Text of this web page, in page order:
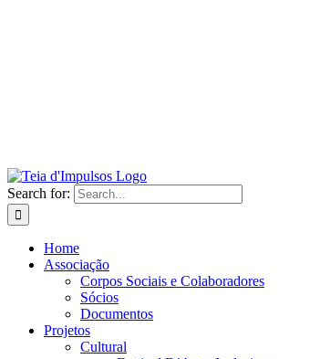
Search for:
Home
Associação
Corpos Sociais e Colaboradores
Sócios
Documentos
Projetos
Cultural